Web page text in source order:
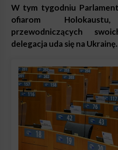
W tym tygodniu
ofiarom
przewodniczących
delegacja uda się na Ukrainę.